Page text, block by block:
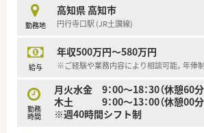
ます。
■希望制となりますが、職員研修の一環
のもと、4～6カ月の病院研修も行われてい
＜法人特徴＞
■高知県内を中心にグループ全体で32店
県内・県外にて店舗を増やしていく方針で
■総合病院門前からクリニック門前まで
を運営されています。
■在宅件数はグループ全体で700件以上ご
勤務地
高知県 高知市
円行寺口駅 (JR土讃線)
給与
年収500万円～580万円
※ご経験や業務内容により相談可能。年俸制
勤務
時間
月火水金 9：00～18：30（休憩60分
木土 9：00～13：00（休憩00分
※週40時間シフト制